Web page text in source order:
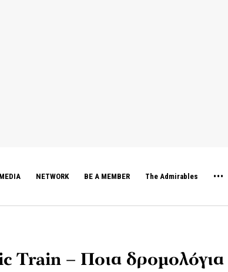
NETWORK BE A MEMBER The Admirables
Train – Ποια δρομολόγια